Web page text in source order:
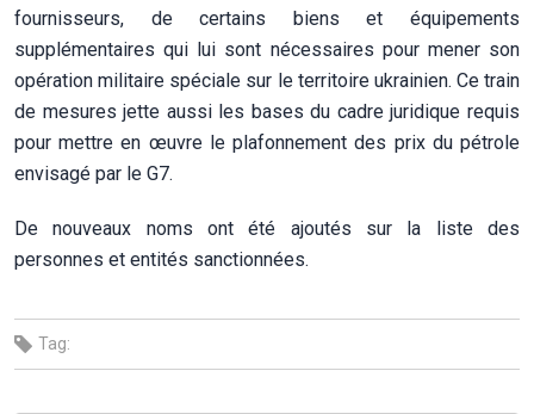
fournisseurs, de certains biens et équipements
supplémentaires qui lui sont nécessaires pour mener son
opération militaire spéciale sur le territoire ukrainien. Ce train
de mesures jette aussi les bases du cadre juridique requis
pour mettre en œuvre le plafonnement des prix du pétrole
envisagé par le G7.
De nouveaux noms ont été ajoutés sur la liste des
personnes et entités sanctionnées.
Tag: